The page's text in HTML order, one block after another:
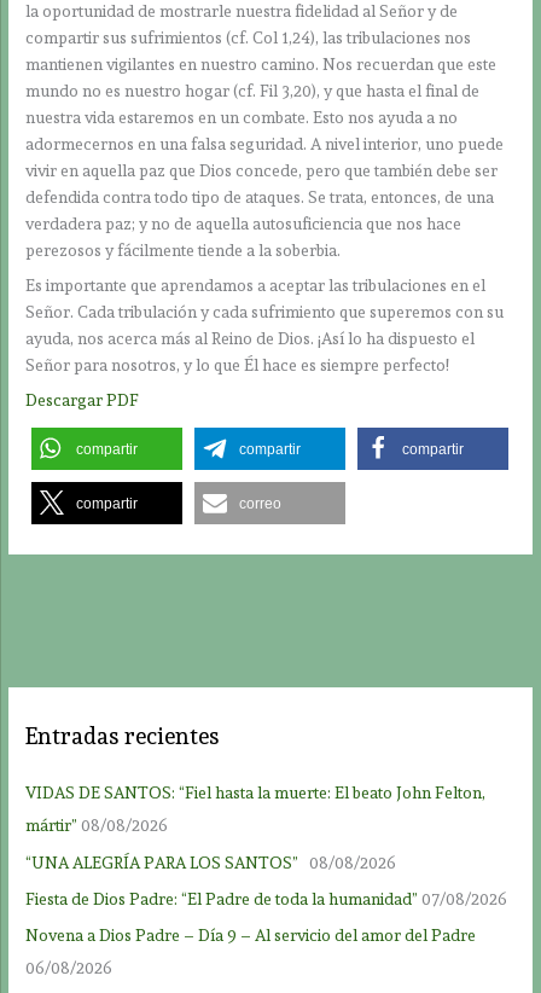
la oportunidad de mostrarle nuestra fidelidad al Señor y de
compartir sus sufrimientos (cf. Col 1,24), las tribulaciones nos
mantienen vigilantes en nuestro camino. Nos recuerdan que este
mundo no es nuestro hogar (cf. Fil 3,20), y que hasta el final de
nuestra vida estaremos en un combate. Esto nos ayuda a no
adormecernos en una falsa seguridad. A nivel interior, uno puede
vivir en aquella paz que Dios concede, pero que también debe ser
defendida contra todo tipo de ataques. Se trata, entonces, de una
verdadera paz; y no de aquella autosuficiencia que nos hace
perezosos y fácilmente tiende a la soberbia.
Es importante que aprendamos a aceptar las tribulaciones en el
Señor. Cada tribulación y cada sufrimiento que superemos con su
ayuda, nos acerca más al Reino de Dios. ¡Así lo ha dispuesto el
Señor para nosotros, y lo que Él hace es siempre perfecto!
Descargar PDF
compartir compartir compartir
compartir correo
Entradas recientes
VIDAS DE SANTOS: “Fiel hasta la muerte: El beato John Felton,
mártir” 08/08/2026
“UNA ALEGRÍA PARA LOS SANTOS”
08/08/2026
Fiesta de Dios Padre: “El Padre de toda la humanidad” 07/08/2026
Novena a Dios Padre – Día 9 – Al servicio del amor del Padre
06/08/2026